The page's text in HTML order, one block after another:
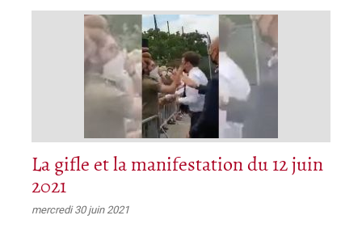
La gifle et la manifestation du 12 juin
2021
mercredi 30 juin 2021